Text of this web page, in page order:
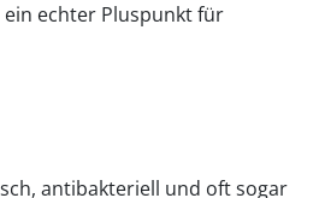
echter Pluspunkt für
antibakteriell und oft sogar